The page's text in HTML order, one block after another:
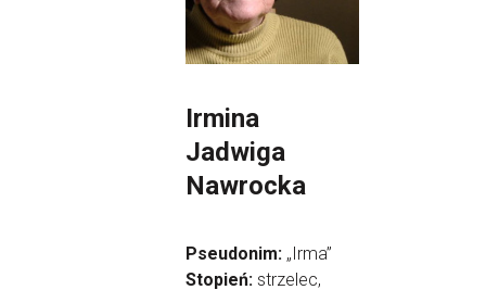
Irmina
Jadwiga
Nawrocka
Pseudonim: „Irma”
Stopień: strzelec,